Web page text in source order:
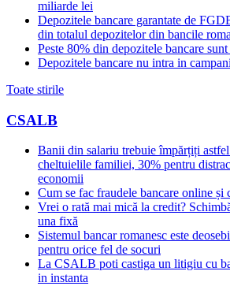
miliarde lei
Depozitele bancare garantate de
din totalul depozitelor din bancile
Peste 80% din depozitele bancare sunt
Depozitele bancare nu intra in
Toate stirile
CSALB
Banii din salariu trebuie împărțiți
cheltuielile familiei, 30% pentru
economii
Cum se fac fraudele bancare online și
Vrei o rată mai mică la credit?
una fixă
Sistemul bancar romanesc este
pentru orice fel de socuri
La CSALB poti castiga un litigiu cu
in instanta